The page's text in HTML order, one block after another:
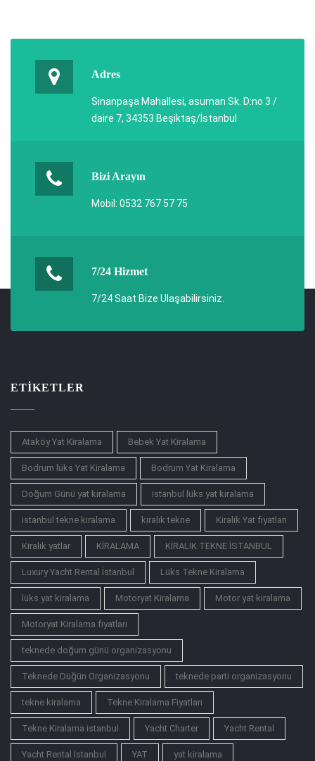
Adres
Sinanpaşa Mahallesi, asuman Sk. D:no 3 /
daire 7, 34353 Beşiktaş/İstanbul
Bizi Arayın
Mobil: 0532 767 57 75
7/24 Hizmet
7/24 Saat Bize Ulaşabilirsiniz.
ETIKETLER
Ataköy Yat Kiralama Bebek Yat Kiralama
Bodrum lüks Yat Kiralama Bodrum Yat Kiralama
Doğum Günü yat kiralama istanbul lüks yat kiralama
istanbul tekne kiralama kiralık tekne Kiralık Yat fiyatları
Kiralık yatlar KİRALAMA KİRALIK TEKNE İSTANBUL
Luxury Yacht Rental İstanbul Lüks Tekne Kiralama
lüks yat kiralama Motoryat Kiralama Motor yat kiralama
Motoryat Kiralama fiyatları
teknede doğum günü organizasyonu
Teknede Düğün Organizasyonu teknede parti organizasyonu
tekne kiralama Tekne Kiralama Fiyatları
Tekne Kiralama istanbul Yacht Charter Yacht Rental
Yacht Rental İstanbul YAT yat kiralama